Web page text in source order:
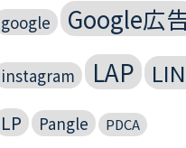
google Google広
instagram LAP
LP Pangle PDCA